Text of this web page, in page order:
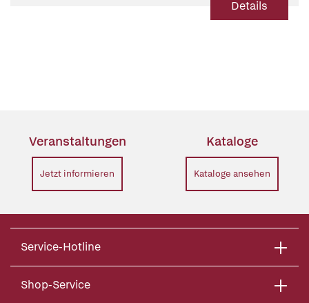
Details
Veranstaltungen
Jetzt informieren
Kataloge
Kataloge ansehen
Service-Hotline
Shop-Service